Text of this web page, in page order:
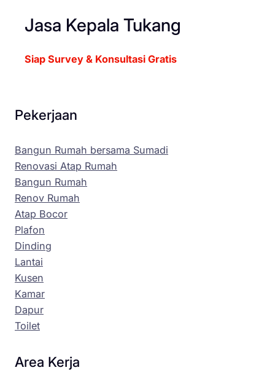
Jasa Kepala Tukang
Siap Survey & Konsultasi Gratis
Pekerjaan
Bangun Rumah bersama Sumadi
Renovasi Atap Rumah
Bangun Rumah
Renov Rumah
Atap Bocor
Plafon
Dinding
Lantai
Kusen
Kamar
Dapur
Toilet
Area Kerja